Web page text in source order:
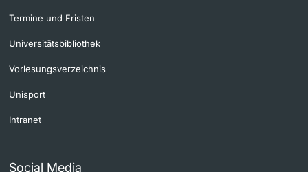
Termine und Fristen
Universitätsbibliothek
Vorlesungsverzeichnis
Unisport
Intranet
Social Media